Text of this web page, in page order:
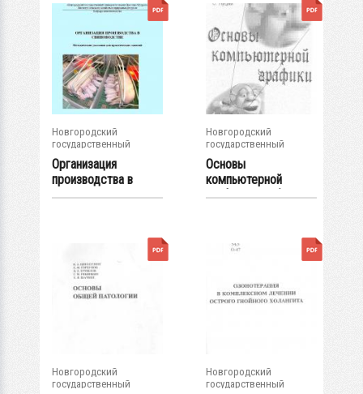
Новгородский
государственный
университет им. Яр....
Организация
производства в
свиноводстве :
Новгородский
государственный
университет им. Яр....
Основы
компьютерной
графики : учеб.
Новгородский
государственный
Новгородский
государственный